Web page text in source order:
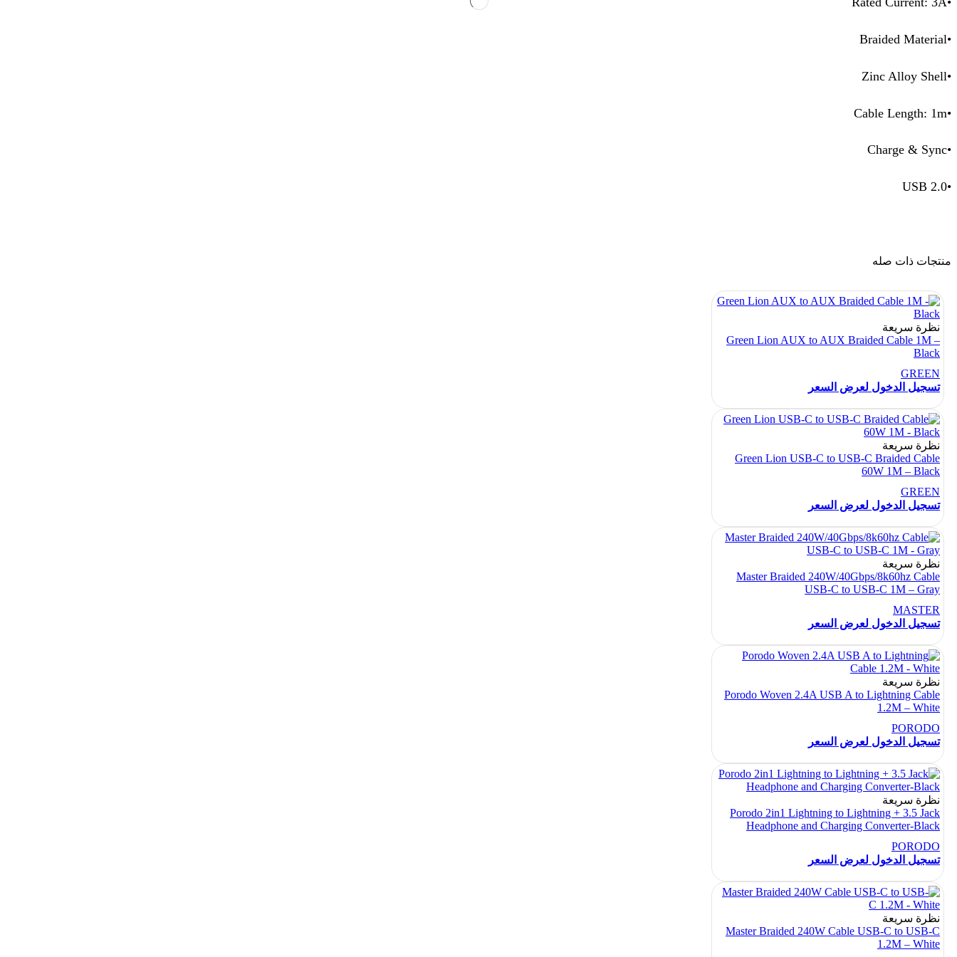
•Braided Material
•Zinc Alloy Shell
•Cable Length: 1m
•Charge & Sync
•USB 2.0
منتجات ذات صله
نظرة سريعة
Green Lion AUX to AUX Braided Cable 1M –
Black
GREEN
تسجيل الدخول لعرض السعر
نظرة سريعة
Green Lion USB-C to USB-C Braided Cable
60W 1M – Black
GREEN
تسجيل الدخول لعرض السعر
نظرة سريعة
Master Braided 240W/40Gbps/8k60hz Cable
USB-C to USB-C 1M – Gray
MASTER
تسجيل الدخول لعرض السعر
نظرة سريعة
Porodo Woven 2.4A USB A to Lightning Cable
1.2M – White
PORODO
تسجيل الدخول لعرض السعر
نظرة سريعة
Porodo 2in1 Lightning to Lightning + 3.5 Jack
Headphone and Charging Converter-Black
PORODO
تسجيل الدخول لعرض السعر
نظرة سريعة
Master Braided 240W Cable USB-C to USB-C
1.2M – White